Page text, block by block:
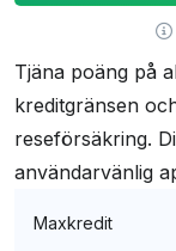
Tjäna poäng på
kreditgränsen
reseförsäkring.
användarvänlig
Maxkredit